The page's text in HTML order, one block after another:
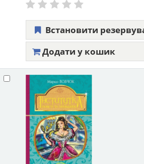
Встановити
Додати у кошик